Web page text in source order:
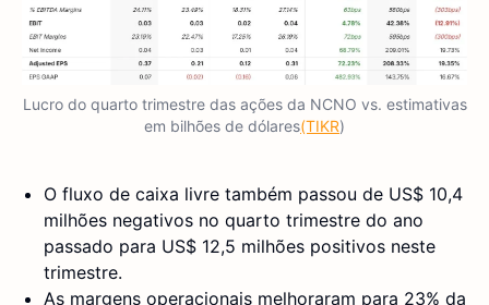
Lucro do quarto trimestre das ações da NCNO vs. estimativas
em bilhões de dólares(TIKR)
O fluxo de caixa livre também passou de US$ 10,4
milhões negativos no quarto trimestre do ano
passado para US$ 12,5 milhões positivos neste
trimestre.
As margens operacionais melhoraram para 23% da